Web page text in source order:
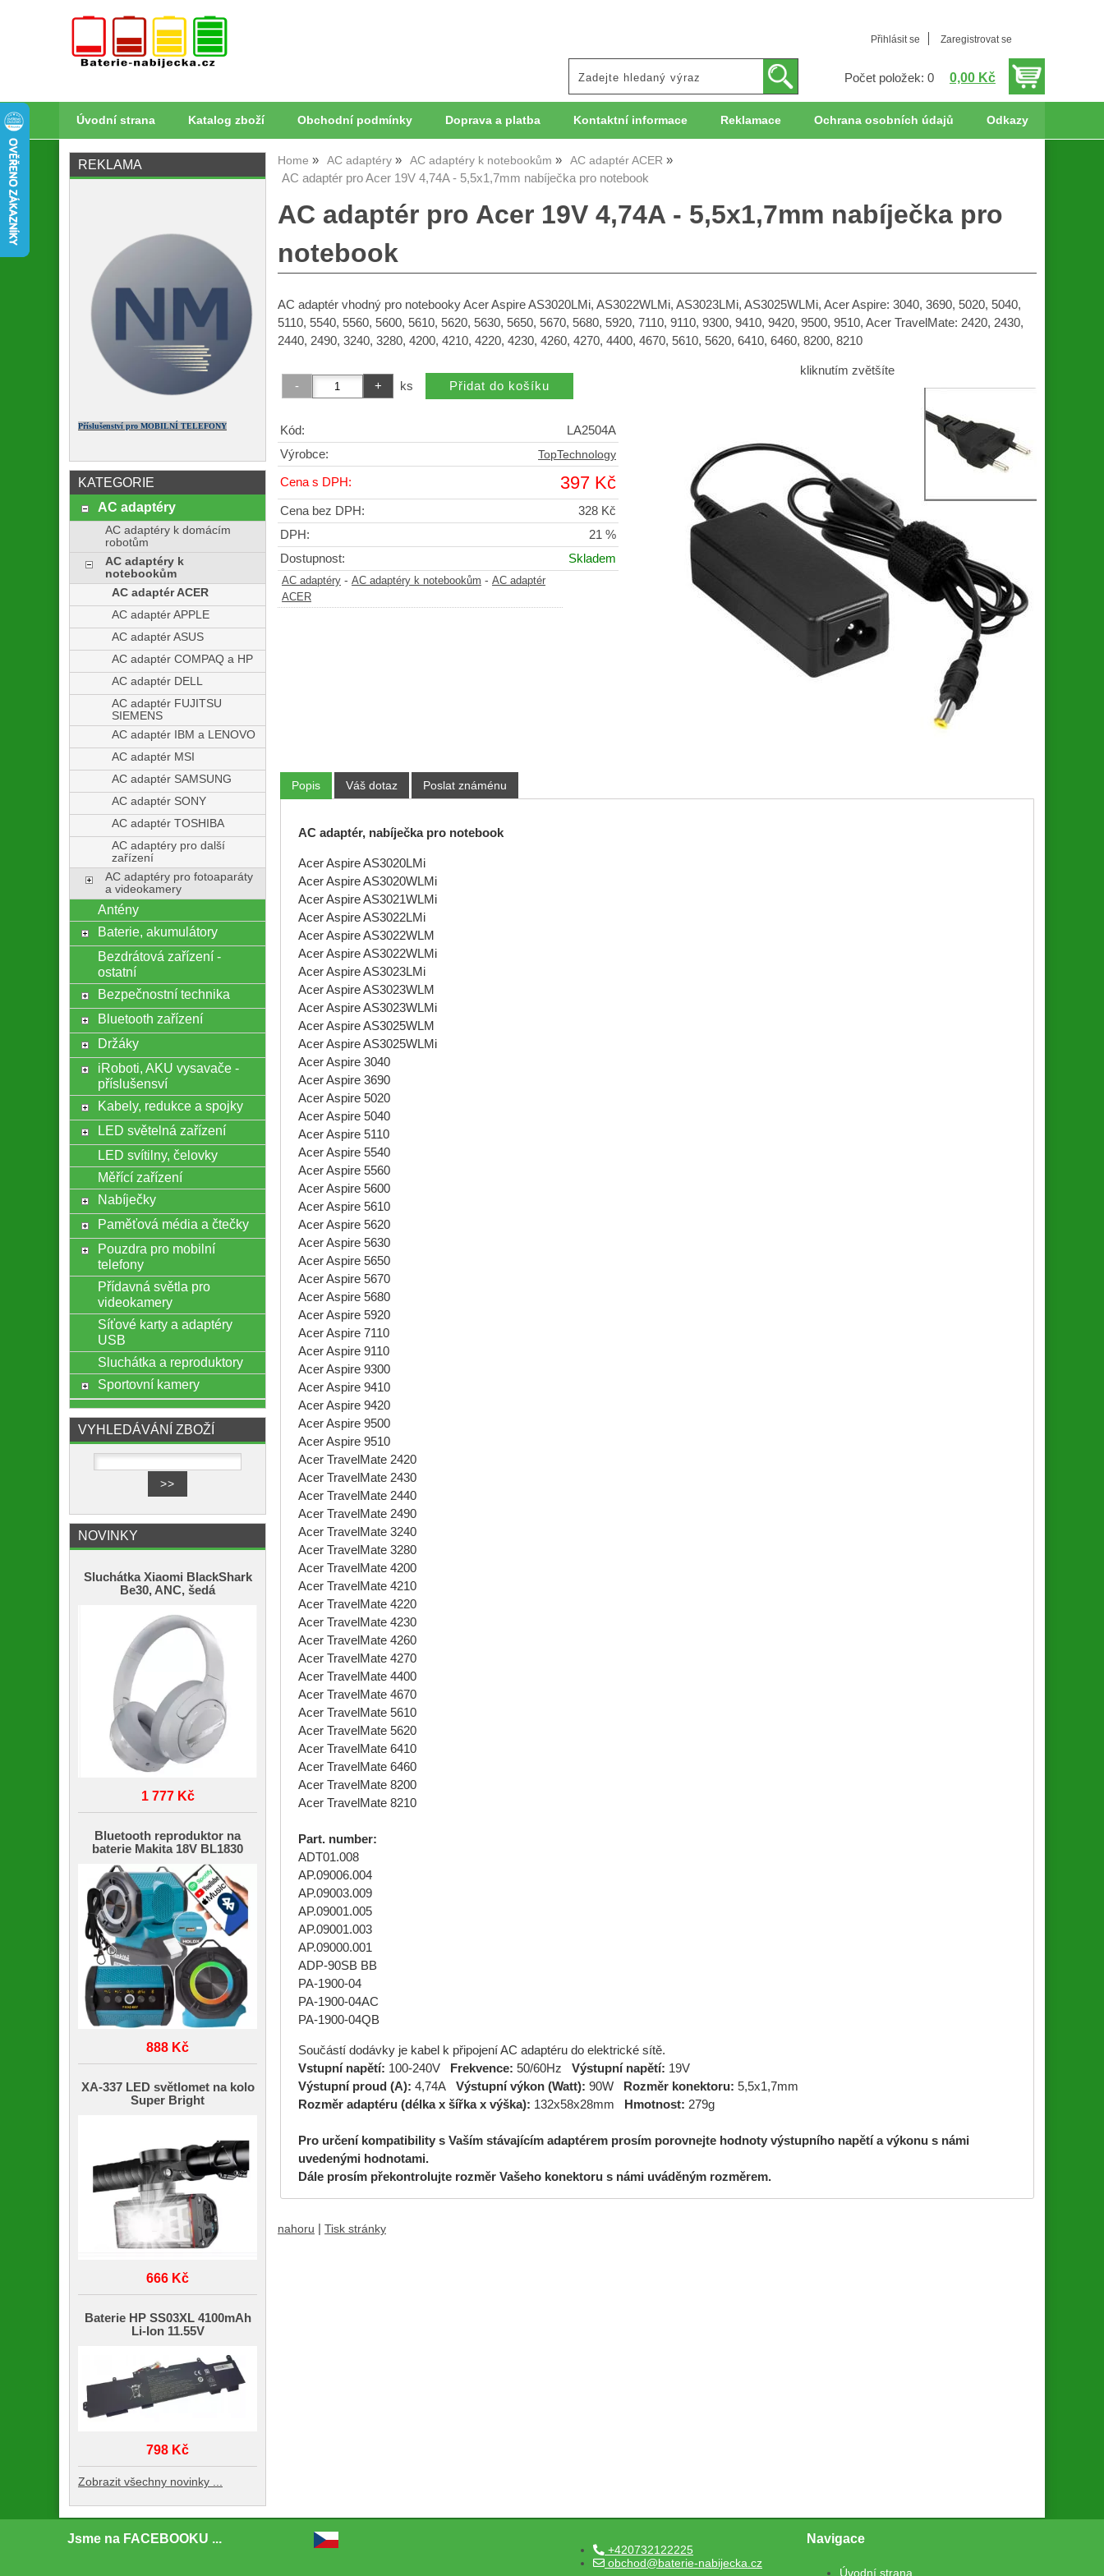
Přihlásit se Zaregistrovat se
Počet položek: 0 0,00 Kč
Úvodní strana Katalog zboží Obchodní podmínky Doprava a platba Kontaktní informace Reklamace Ochrana osobních údajů Odkazy
Home AC adaptéry AC adaptéry k notebookům AC adaptér ACER
AC adaptér pro Acer 19V 4,74A - 5,5x1,7mm nabíječka pro notebook
AC adaptér pro Acer 19V 4,74A - 5,5x1,7mm nabíječka pro
notebook
AC adaptér vhodný pro notebooky Acer Aspire AS3020LMi, AS3022WLMi, AS3023LMi, AS3025WLMi, Acer Aspire: 3040, 3690, 5020, 5040,
5110, 5540, 5560, 5600, 5610, 5620, 5630, 5650, 5670, 5680, 5920, 7110, 9110, 9300, 9410, 9420, 9500, 9510, Acer TravelMate: 2420, 2430,
2440, 2490, 3240, 3280, 4200, 4210, 4220, 4230, 4260, 4270, 4400, 4670, 5610, 5620, 6410, 6460, 8200, 8210
kliknutím zvětšíte
ks
Kód:
LA2504A
Výrobce:
TopTechnology
Cena s DPH: 397 Kč
Cena bez DPH:
328 Kč
DPH:
21 %
Dostupnost:
Skladem
AC adaptéry - AC adaptéry k notebookům - AC adaptér
ACER
Popis Váš dotaz Poslat známénu
AC adaptér, nabíječka pro notebook
Acer Aspire AS3020LMi
Acer Aspire AS3020WLMi
Acer Aspire AS3021WLMi
Acer Aspire AS3022LMi
Acer Aspire AS3022WLM
Acer Aspire AS3022WLMi
Acer Aspire AS3023LMi
Acer Aspire AS3023WLM
Acer Aspire AS3023WLMi
Acer Aspire AS3025WLM
Acer Aspire AS3025WLMi
Acer Aspire 3040
Acer Aspire 3690
Acer Aspire 5020
Acer Aspire 5040
Acer Aspire 5110
Acer Aspire 5540
Acer Aspire 5560
Acer Aspire 5600
Acer Aspire 5610
Acer Aspire 5620
Acer Aspire 5630
Acer Aspire 5650
Acer Aspire 5670
Acer Aspire 5680
Acer Aspire 5920
Acer Aspire 7110
Acer Aspire 9110
Acer Aspire 9300
Acer Aspire 9410
Acer Aspire 9420
Acer Aspire 9500
Acer Aspire 9510
Acer TravelMate 2420
Acer TravelMate 2430
Acer TravelMate 2440
Acer TravelMate 2490
Acer TravelMate 3240
Acer TravelMate 3280
Acer TravelMate 4200
Acer TravelMate 4210
Acer TravelMate 4220
Acer TravelMate 4230
Acer TravelMate 4260
Acer TravelMate 4270
Acer TravelMate 4400
Acer TravelMate 4670
Acer TravelMate 5610
Acer TravelMate 5620
Acer TravelMate 6410
Acer TravelMate 6460
Acer TravelMate 8200
Acer TravelMate 8210
Part. number:
ADT01.008
AP.09006.004
AP.09003.009
AP.09001.005
AP.09001.003
AP.09000.001
ADP-90SB BB
PA-1900-04
PA-1900-04AC
PA-1900-04QB
Součástí dodávky je kabel k připojení AC adaptéru do elektrické sítě.
Vstupní napětí: 100-240V Frekvence: 50/60Hz Výstupní napětí: 19V
Výstupní proud (A): 4,74A Výstupní výkon (Watt): 90W Rozměr konektoru: 5,5x1,7mm
Rozměr adaptéru (délka x šířka x výška): 132x58x28mm Hmotnost: 279g
Pro určení kompatibility s Vaším stávajícím adaptérem prosím porovnejte hodnoty výstupního napětí a výkonu s námi
uvedenými hodnotami.
Dále prosím překontrolujte rozměr Vašeho konektoru s námi uváděným rozměrem.
nahoru Tisk stránky
REKLAMA
Příslušenství pro MOBILNÍ TELEFONY
KATEGORIE
AC adaptéry
AC adaptéry k domácím
robotům
AC adaptéry k
notebookům
AC adaptér ACER
AC adaptér APPLE
AC adaptér ASUS
AC adaptér COMPAQ a HP
AC adaptér DELL
AC adaptér FUJITSU
SIEMENS
AC adaptér IBM a LENOVO
AC adaptér MSI
AC adaptér SAMSUNG
AC adaptér SONY
AC adaptér TOSHIBA
AC adaptéry pro další
zařízení
AC adaptéry pro fotoaparáty
a videokamery
Antény
Baterie, akumulátory
Bezdrátová zařízení -
ostatní
Bezpečnostní technika
Bluetooth zařízení
Držáky
iRoboti, AKU vysavače -
příslušensví
Kabely, redukce a spojky
LED světelná zařízení
LED svítilny, čelovky
Měřící zařízení
Nabíječky
Paměťová média a čtečky
Pouzdra pro mobilní
telefony
Přídavná světla pro
videokamery
Síťové karty a adaptéry
USB
Sluchátka a reproduktory
Sportovní kamery
VYHLEDÁVÁNÍ ZBOŽÍ
NOVINKY
Sluchátka Xiaomi BlackShark
Be30, ANC, šedá
1 777 Kč
Bluetooth reproduktor na
baterie Makita 18V BL1830
888 Kč
XA-337 LED světlomet na kolo
Super Bright
666 Kč
Baterie HP SS03XL 4100mAh
Li-Ion 11.55V
798 Kč
Zobrazit všechny novinky ...
Jsme na FACEBOOKU ...
+420732122225
obchod@baterie-nabijecka.cz
Navigace
Úvodní strana